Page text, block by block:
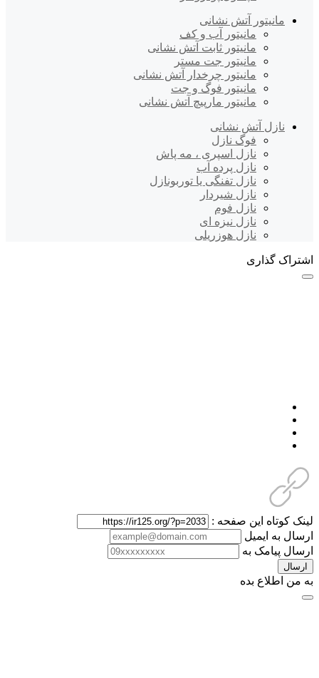
مانیتور آتش نشانی
مانیتور آب و کف
مانیتور ثابت آتش نشانی
مانیتور جت مستر
مانیتور چرخدار آتش نشانی
مانیتور فوگ و جت
مانیتور مارپیچ آتش نشانی
نازل آتش نشانی
فوگ نازل
نازل اسپری ، مه پاش
نازل پرده آب
نازل تفنگی یا توربونازل
نازل شیردار
نازل فوم
نازل نیزه ای
نازل هوزریلی
اشتراک گذاری
لینک کوتاه این صفحه :
ارسال به ایمیل
ارسال پیامک به
ارسال
به من اطلاع بده